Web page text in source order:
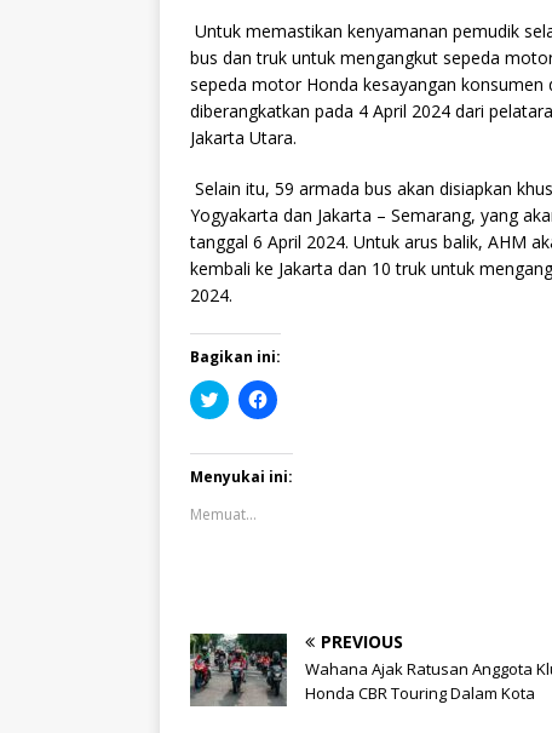
Untuk memastikan kenyamanan pemudik
bus dan truk untuk mengangkut sepeda
sepeda motor Honda kesayangan
diberangkatkan pada 4 April 2024 dari
Jakarta Utara.
Selain itu, 59 armada bus akan disiapkan
Yogyakarta dan Jakarta – Semarang, yang
tanggal 6 April 2024. Untuk arus balik, AHM
kembali ke Jakarta dan 10 truk untuk
2024.
Bagikan ini:
K
l
u
n
t
u
k
i
p
a
d
a
T
K
l
u
n
i
k
a
n
d
i
Menyukai ini:
Memuat...
PREVIOUS
Wahana Ajak Ratusan Anggota
Honda CBR Touring Dalam Kota